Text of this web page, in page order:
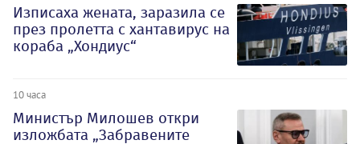
Изписаха жената, заразила се
през пролетта с хантавирус на
кораба „Хондиус“
10 часа
Министър Милошев откри
изложбата „Забравените